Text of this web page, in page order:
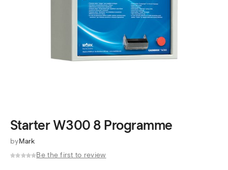
Starter W300 8 Programme
byMark
Be the first to review